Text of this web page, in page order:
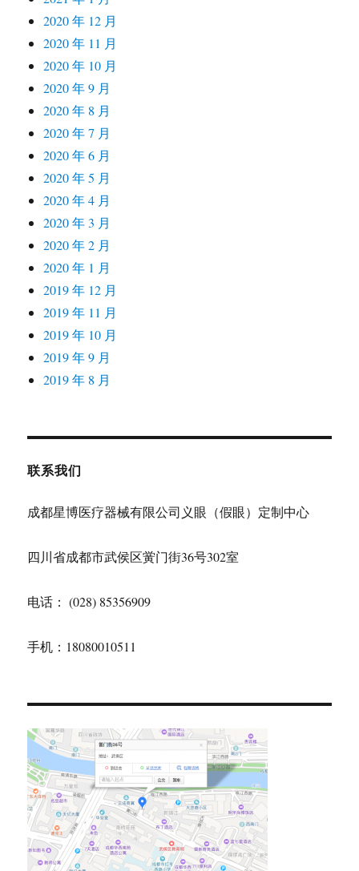
2020 年 12 月
2020 年 11 月
2020 年 10 月
2020 年 9 月
2020 年 8 月
2020 年 7 月
2020 年 6 月
2020 年 5 月
2020 年 4 月
2020 年 3 月
2020 年 2 月
2020 年 1 月
2019 年 12 月
2019 年 11 月
2019 年 10 月
2019 年 9 月
2019 年 8 月
联系我们
成都星博医疗器械有限公司义眼（假眼）定制中心
四川省成都市武侯区黉门街36号302室
电话： (028) 85356909
手机：18080010511